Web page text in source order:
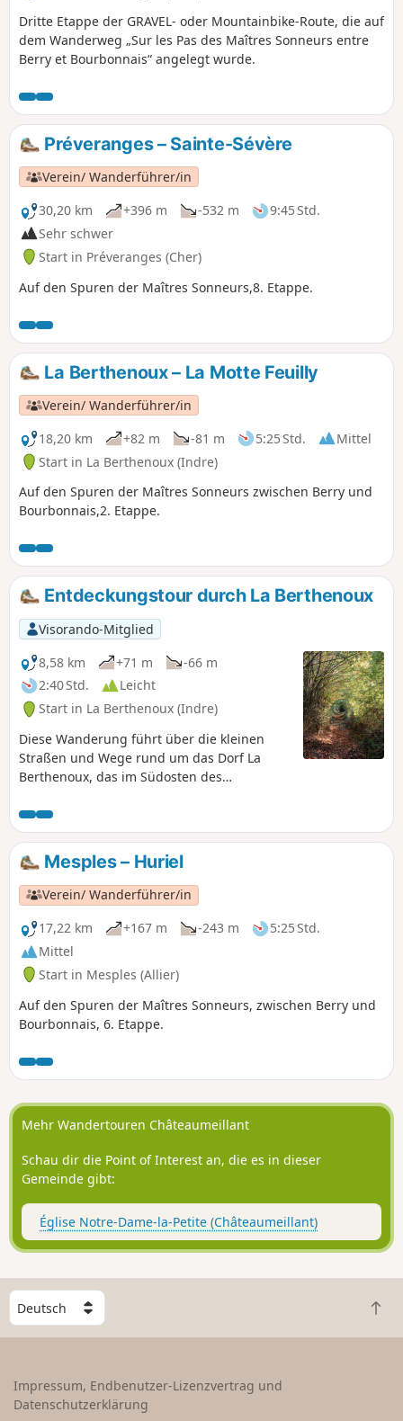
Dritte Etappe der GRAVEL- oder Mountainbike-Route, die auf
dem Wanderweg „Sur les Pas des Maîtres Sonneurs entre
Berry et Bourbonnais“ angelegt wurde.
Préveranges – Sainte-Sévère
Verein/ Wanderführer/in
30,20 km
+396 m -532 m
9:45 Std.
Sehr schwer
Start in Préveranges (Cher)
Auf den Spuren der Maîtres Sonneurs,8. Etappe.
La Berthenoux – La Motte Feuilly
Verein/ Wanderführer/in
18,20 km
+82 m -81 m 5:25 Std.
Mittel
Start in La Berthenoux (Indre)
Auf den Spuren der Maîtres Sonneurs zwischen Berry und
Bourbonnais,2. Etappe.
Entdeckungstour durch La Berthenoux
Visorando-Mitglied
8,58 km
+71 m
-66 m
2:40 Std.
Leicht
Start in La Berthenoux (Indre)
Diese Wanderung führt über die kleinen
Straßen und Wege rund um das Dorf La
Berthenoux, das im Südosten des
Sand“ liegt, und ermöglicht es so, das
Kulturerbe und die schönen
Aussichtspunkte des Igneraie-Tals zu
entdecken.
Mesples – Huriel
Verein/ Wanderführer/in
17,22 km
+167 m -243 m
5:25 Std.
Mittel
Start in Mesples (Allier)
Auf den Spuren der Maîtres Sonneurs, zwischen Berry und
Bourbonnais, 6. Etappe.
Mehr Wandertouren Châteaumeillant
Schau dir die Point of Interest an, die es in dieser
Gemeinde gibt:
Église Notre-Dame-la-Petite (Châteaumeillant)
W
ä
h
e
Z
u
Impressum, Endbenutzer-Lizenzvertrag und
Datenschutzerklärung